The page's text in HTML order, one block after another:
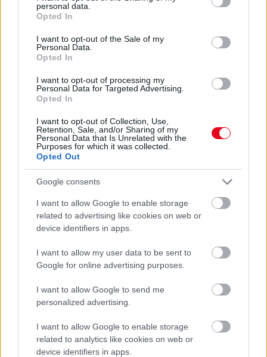
grant or deny consent to Google and its third-party tags to
use your data for below specified purposes in below Google
consent section.
personal data.
Opted In
I want to opt-out of the Sale of my
Personal Data.
Opted In
I want to opt-out of processing my
Personal Data for Targeted Advertising.
Opted In
I want to opt-out of Collection, Use,
Retention, Sale, and/or Sharing of my
Personal Data that Is Unrelated with the
Purposes for which it was collected.
Opted Out
Google consents
I want to allow Google to enable storage
related to advertising like cookies on web or
device identifiers in apps.
I want to allow my user data to be sent to
Google for online advertising purposes.
I want to allow Google to send me
personalized advertising.
I want to allow Google to enable storage
related to analytics like cookies on web or
device identifiers in apps.
24 óra
Egyre több embernél jelentkezik ez a hiányállapot – az
első jelek szinte észrevehetetlenek